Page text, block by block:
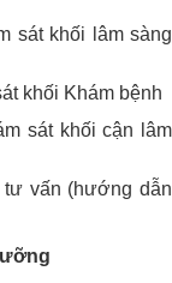
sát khối lâm sàng
khối Khám bệnh
sát khối cận lâm
vấn (hướng dẫn